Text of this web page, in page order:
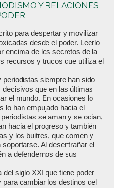
Y RELACIONES
para despertar y movilizar
desde el poder. Leerlo
encima de los secretos de la
recursos y trucos que utiliza el
siempre han sido
que en las últimas
el mundo. En ocasiones lo
lo han empujado hacia el
se aman y se odian,
hacia el progreso y también
y los buitres, que comen y
Al desentrañar el
a defendernos de sus
siglo XXI que tiene poder
para cambiar los destinos del